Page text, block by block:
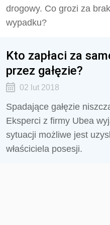
drogowy. Co grozi za
wypadku?
Kto zapłaci za
przez gałęzie?
02 lut 2018
Spadające gałęzie
Eksperci z firmy Ubea
sytuacji możliwe jest
właściciela posesji.